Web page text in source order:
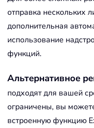
отправка нескольких
дополнительная
использование
функций.
Альтернативное
подходят для вашей
ограничены, вы
встроенную функцию